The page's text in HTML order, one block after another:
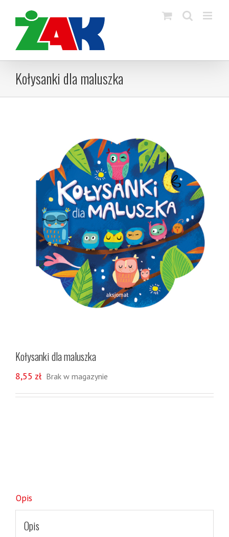
content
Kołysanki dla maluszka
Kołysanki dla maluszka
8,55 zł Brak w magazynie
Opis
Opis